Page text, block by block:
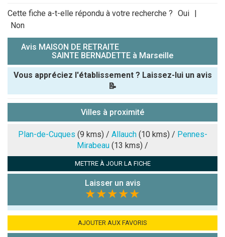
Cette fiche a-t-elle répondu à votre recherche ? Oui |
Non
Avis MAISON DE RETRAITE
SAINTE BERNADETTE à Marseille
Vous appréciez l'établissement ? Laissez-lui un avis
📝
Note que vous souhaitez attribuer :
Antispam -
Avis sur
:
Villes à proximité
Plan-de-Cuques (9 kms) / Allauch(10 kms) / Pennes-
Mirabeau (13 kms) /
METTRE À JOUR LA FICHE
Laisser un avis
★★★★★
AJOUTER AUX FAVORIS